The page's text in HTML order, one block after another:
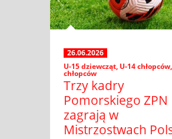
26.06.2026
U-15 dziewcząt, U-14 chłopców,
chłopców
Trzy kadry
Pomorskiego ZPN
zagrają w
Mistrzostwach